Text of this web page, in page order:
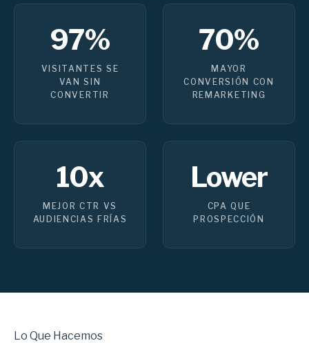
97%
VISITANTES SE
VAN SIN
CONVERTIR
70%
MAYOR
CONVERSIÓN CON
REMARKETING
10x
MEJOR CTR VS
AUDIENCIAS FRÍAS
Lower
CPA QUE
PROSPECCIÓN
Lo Que Hacemos